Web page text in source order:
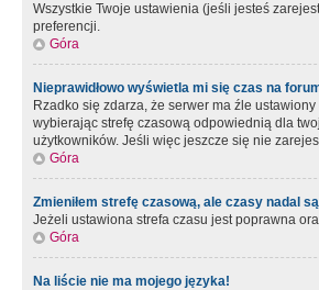
Wszystkie Twoje ustawienia (jeśli jesteś
preferencji.
Góra
Nieprawidłowo wyświetla mi się czas na
Rzadko się zdarza, że serwer ma źle
wybierając strefę czasową odpowiednią dla
użytkowników. Jeśli więc jeszcze się nie
Góra
Zmieniłem strefę czasową, ale czasy nadal
Jeżeli ustawiona strefa czasu jest poprawna
Góra
Na liście nie ma mojego języka!